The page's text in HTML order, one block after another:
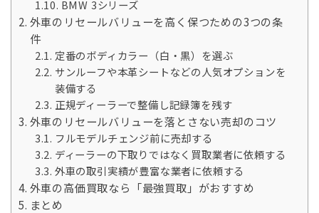
BMW 3シリーズ
外車のリセールバリューを高く保つための3つの条
件
定番のボディカラー（白・黒）を選ぶ
サンルーフや本革シートなどの人気オプションを
装備する
正規ディーラーで整備し記録簿を残す
外車のリセールバリューを落とさない売却のコツ
フルモデルチェンジ前に売却する
ディーラーの下取りではなく買取業者に依頼する
外車の取引実績が豊富な業者に依頼する
外車の高価買取なら「最強買取」がおすすめ
まとめ